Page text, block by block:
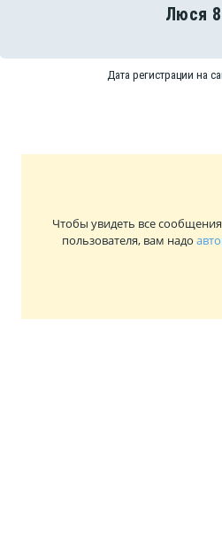
Люся
Дата регистрации на
Чтобы увидеть все
пользователя, вам надо